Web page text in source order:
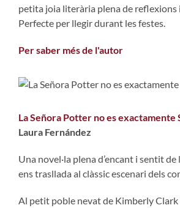
petita joia literària plena de reflexions
Perfecte per llegir durant les festes.
Per saber més de l'autor
La Señora Potter no es exactamente
Laura Fernández
Una novel·la plena d’encant i sentit de
ens trasllada al clàssic escenari dels
Al petit poble nevat de Kimberly